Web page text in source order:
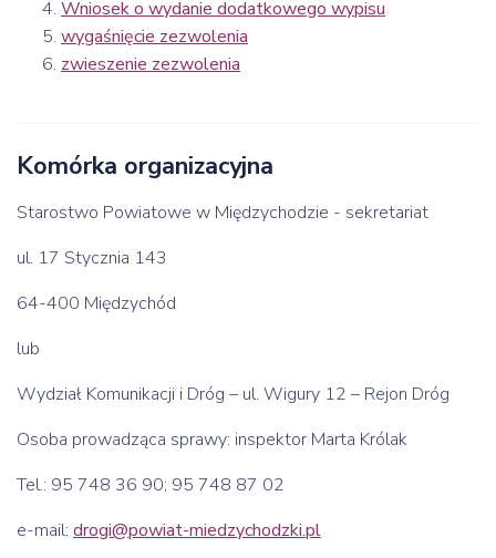
Wniosek o wydanie dodatkowego wypisu
wygaśnięcie zezwolenia
zwieszenie zezwolenia
Komórka organizacyjna
Starostwo Powiatowe w Międzychodzie - sekretariat
ul. 17 Stycznia 143
64-400 Międzychód
lub
Wydział Komunikacji i Dróg – ul. Wigury 12 – Rejon Dróg
Osoba prowadząca sprawy: inspektor Marta Królak
Tel.: 95 748 36 90; 95 748 87 02
e-mail: drogi@powiat-miedzychodzki.pl